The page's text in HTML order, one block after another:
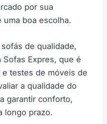
por sua
uma boa escolha.
de qualidade,
Expres, que é
testes de móveis de
a qualidade do
garantir conforto,
longo prazo.